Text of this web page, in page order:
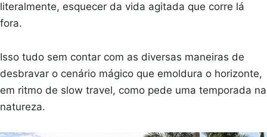
literalmente, esquecer da vida agitada que corre lá
fora.
Isso tudo sem contar com as diversas maneiras de
desbravar o cenário mágico que emoldura o horizonte,
em ritmo de slow travel, como pede uma temporada na
natureza.